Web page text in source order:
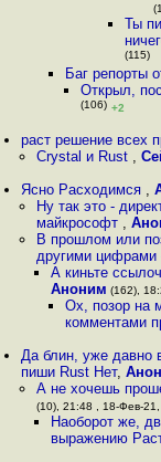
Ты
(115)
Баг репорты
Открыл,
(106) +2
раст решение всех
Crystal и Rust ,
Ясно Расходимся ,
Ну так это -
майкрософт ,
В прошлом или
другими цифрами
А киньте
Аноним (162),
Ох, позор на
комментами
Да блин, уже давно
пиши Rust Нет,
А не хочешь
(10), 21:48 , 18-Фев-21,
Наоборот же,
выражению